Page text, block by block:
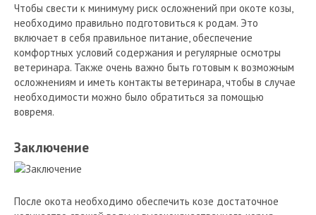
Чтобы свести к минимуму риск осложнений при окоте козы,
необходимо правильно подготовиться к родам. Это
включает в себя правильное питание, обеспечение
комфортных условий содержания и регулярные осмотры
ветеринара. Также очень важно быть готовым к возможным
осложнениям и иметь контакты ветеринара, чтобы в случае
необходимости можно было обратиться за помощью
вовремя.
Заключение
После окота необходимо обеспечить козе достаточное